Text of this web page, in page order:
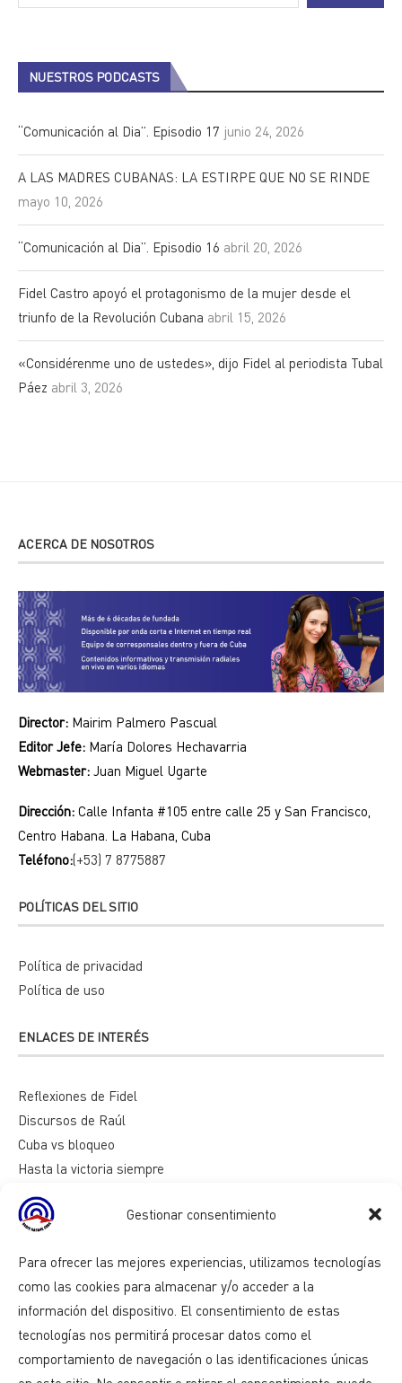
Gestionar consentimiento
Para ofrecer las mejores experiencias, utilizamos tecnologías
como las cookies para almacenar y/o acceder a la
información del dispositivo. El consentimiento de estas
tecnologías nos permitirá procesar datos como el
comportamiento de navegación o las identificaciones únicas
NUESTROS PODCASTS
“Comunicación al Dia”. Episodio 17 junio 24, 2026
A LAS MADRES CUBANAS: LA ESTIRPE QUE NO SE RINDE
mayo 10, 2026
“Comunicación al Dia”. Episodio 16 abril 20, 2026
Fidel Castro apoyó el protagonismo de la mujer desde el
triunfo de la Revolución Cubana abril 15, 2026
«Considérenme uno de ustedes», dijo Fidel al periodista Tubal
Páez abril 3, 2026
ACERCA DE NOSOTROS
Director: Mairim Palmero Pascual
Editor Jefe: María Dolores Hechavarria
Webmaster: Juan Miguel Ugarte
Dirección: Calle Infanta #105 entre calle 25 y San Francisco,
Centro Habana. La Habana, Cuba
Teléfono:(+53) 7 8775887
POLÍTICAS DEL SITIO
Política de privacidad
Política de uso
ENLACES DE INTERÉS
Reflexiones de Fidel
Discursos de Raúl
Cuba vs bloqueo
Hasta la victoria siempre
Mesa redonda
Razones de Cuba